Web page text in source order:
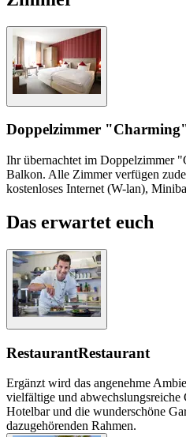
Doppelzimmer
Ihr übernachtet im Doppelzimmer
Balkon. Alle Zimmer verfügen
kostenloses Internet (W-lan),
Das erwartet euch
RestaurantRestaurant
Ergänzt wird das angenehme
vielfältige und abwechslungsreiche
Hotelbar und die wunderschöne
dazugehörenden Rahmen.